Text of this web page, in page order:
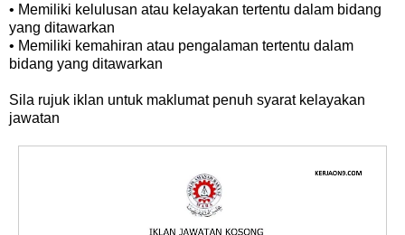
• Memiliki kelulusan atau kelayakan tertentu dalam bidang
yang ditawarkan
• Memiliki kemahiran atau pengalaman tertentu dalam
bidang yang ditawarkan
Sila rujuk iklan untuk maklumat penuh syarat kelayakan
jawatan